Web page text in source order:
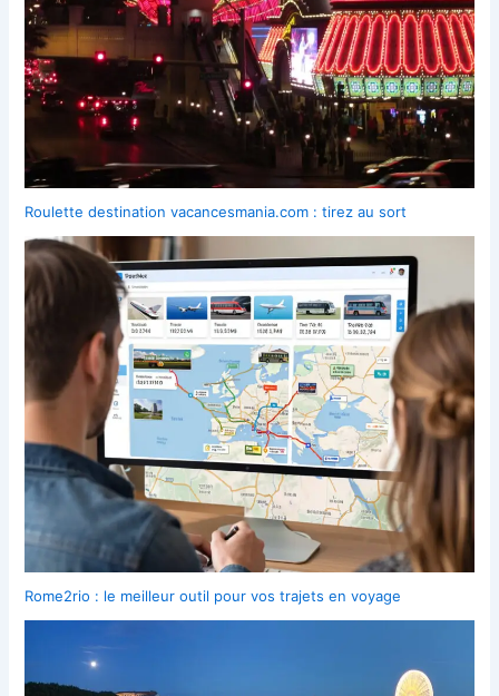
Roulette destination vacancesmania.com : tirez au sort
Rome2rio : le meilleur outil pour vos trajets en voyage